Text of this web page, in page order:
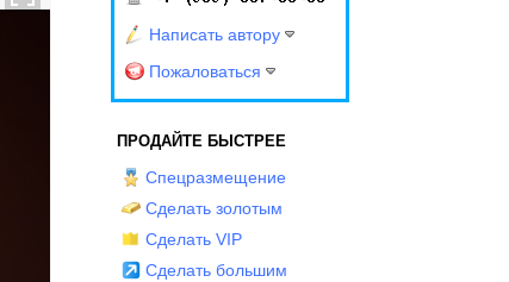
Написать автору
Пожаловаться
ПРОДАЙТЕ БЫСТРЕЕ
Спецразмещение
Сделать золотым
Сделать VIP
Сделать большим